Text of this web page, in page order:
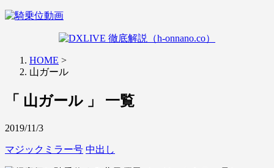
HOME >
山ガール
「 山ガール 」 一覧
2019/11/3
マジックミラー号 中出し